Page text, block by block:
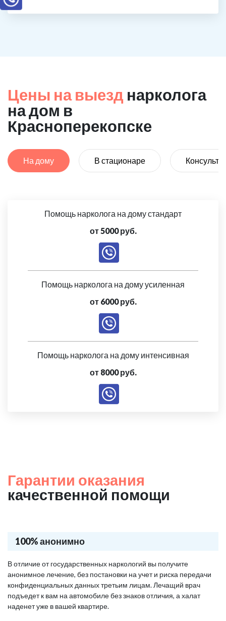
Цены на выезд нарколога
на дом в
Красноперекопске
На дому В стационаре
Помощь нарколога на дому стандарт
от 5000 руб.
Помощь нарколога на дому усиленная
от 6000 руб.
Помощь нарколога на дому интенсивная
от 8000 руб.
Гарантии оказания
качественной помощи
100% анонимно
В отличие от государственных наркологий вы получите
анонимное лечение, без постановки на учет и риска передачи
конфиденциальных данных третьим лицам. Лечащий врач
подъедет к вам на автомобиле без знаков отличия, а халат
наденет уже в вашей квартире.